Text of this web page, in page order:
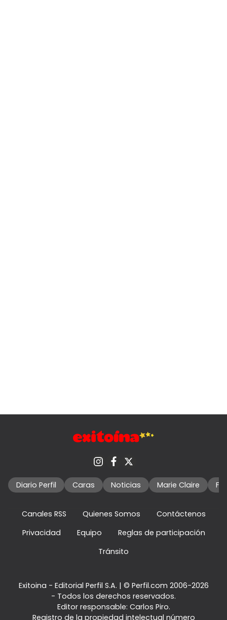
Diario Perfil Caras Noticias Marie Claire
Canales RSS Quienes Somos
Contáctenos
Privacidad
Equipo
Reglas de participación
Tránsito
Exitoina - Editorial Perfil S.A. | © Perfil.com 2006-2026
- Todos los derechos reservados.
Editor responsable: Carlos Piro.
Registro de la propiedad intelectual número